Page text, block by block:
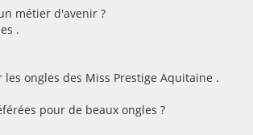
métier d'avenir ?
.
ongles des Miss Prestige Aquitaine .
pour de beaux ongles ?